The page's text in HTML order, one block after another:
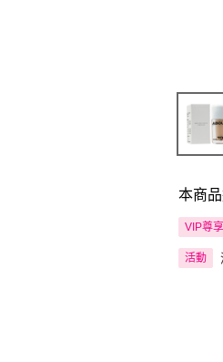
本商
VIP尊享
活動